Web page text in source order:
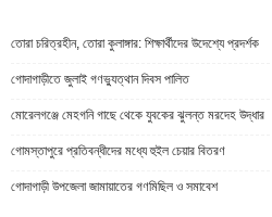
তোরা চরিত্রহীন, তোরা কুলাঙ্গার: শিক্ষার্থীদের উদেশ্যে প্রদর্শক
গোদাগাড়ীতে জুলাই গণভ্যুত্থান দিবস পালিত
মোরেলগঞ্জে মেহগনি গাছে থেকে যুবকের ঝুলন্ত মরদেহ উদ্ধার
গোমস্তাপুরে প্রতিবন্ধীদের মধ্যে হুইল চেয়ার বিতরণ
গোদাগাড়ী উপজেলা জামায়াতের গণমিছিল ও সমাবেশ